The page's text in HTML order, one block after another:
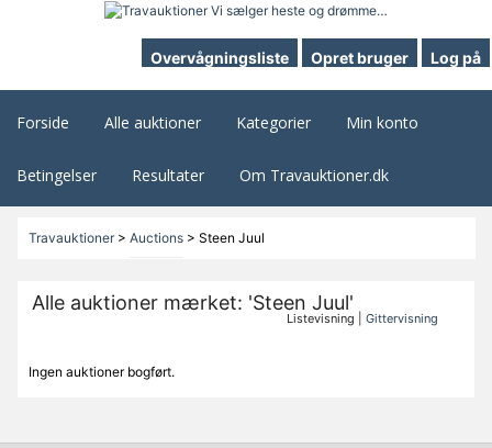
Overvågningsliste Opret bruger Log på
Forside Alle auktioner Kategorier Min konto
Betingelser Resultater Om Travauktioner.dk
Travauktioner> Auctions> Steen Juul
Alle auktioner mærket: 'Steen Juul'
Listevisning |Gittervisning
Ingen auktioner bogført.